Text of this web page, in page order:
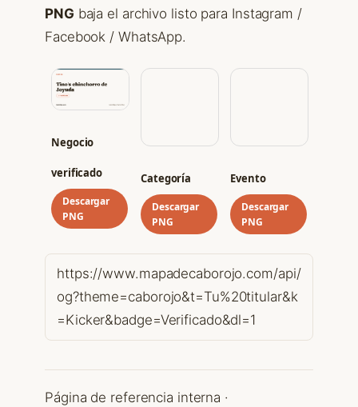
PNG baja el archivo listo para Instagram /
Facebook / WhatsApp.
Negocio
verificado
Descargar
PNG
Categoría
Descargar
PNG
Evento
Descargar
PNG
https://www.mapadecaborojo.com/api/
og?theme=caborojo&t=Tu%20titular&k
=Kicker&badge=Verificado&dl=1
Página de referencia interna ·